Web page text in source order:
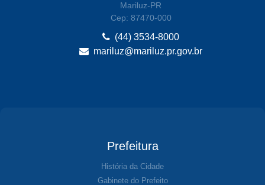
Mariluz-PR
Cep: 87470-000
(44) 3534-8000
mariluz@mariluz.pr.gov.br
Prefeitura
História da Cidade
Gabinete do Prefeito